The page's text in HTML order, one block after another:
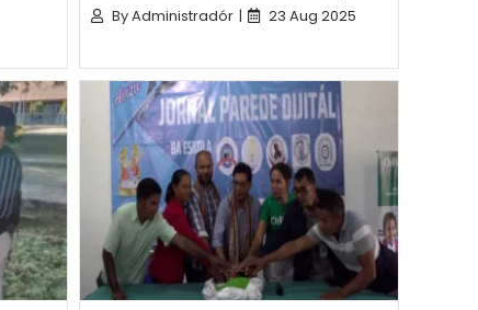
ByAdministradór | 23 Aug 2025